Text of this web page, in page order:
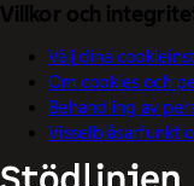
Villkor och
Välj dina
Om cookies och
Behandling av